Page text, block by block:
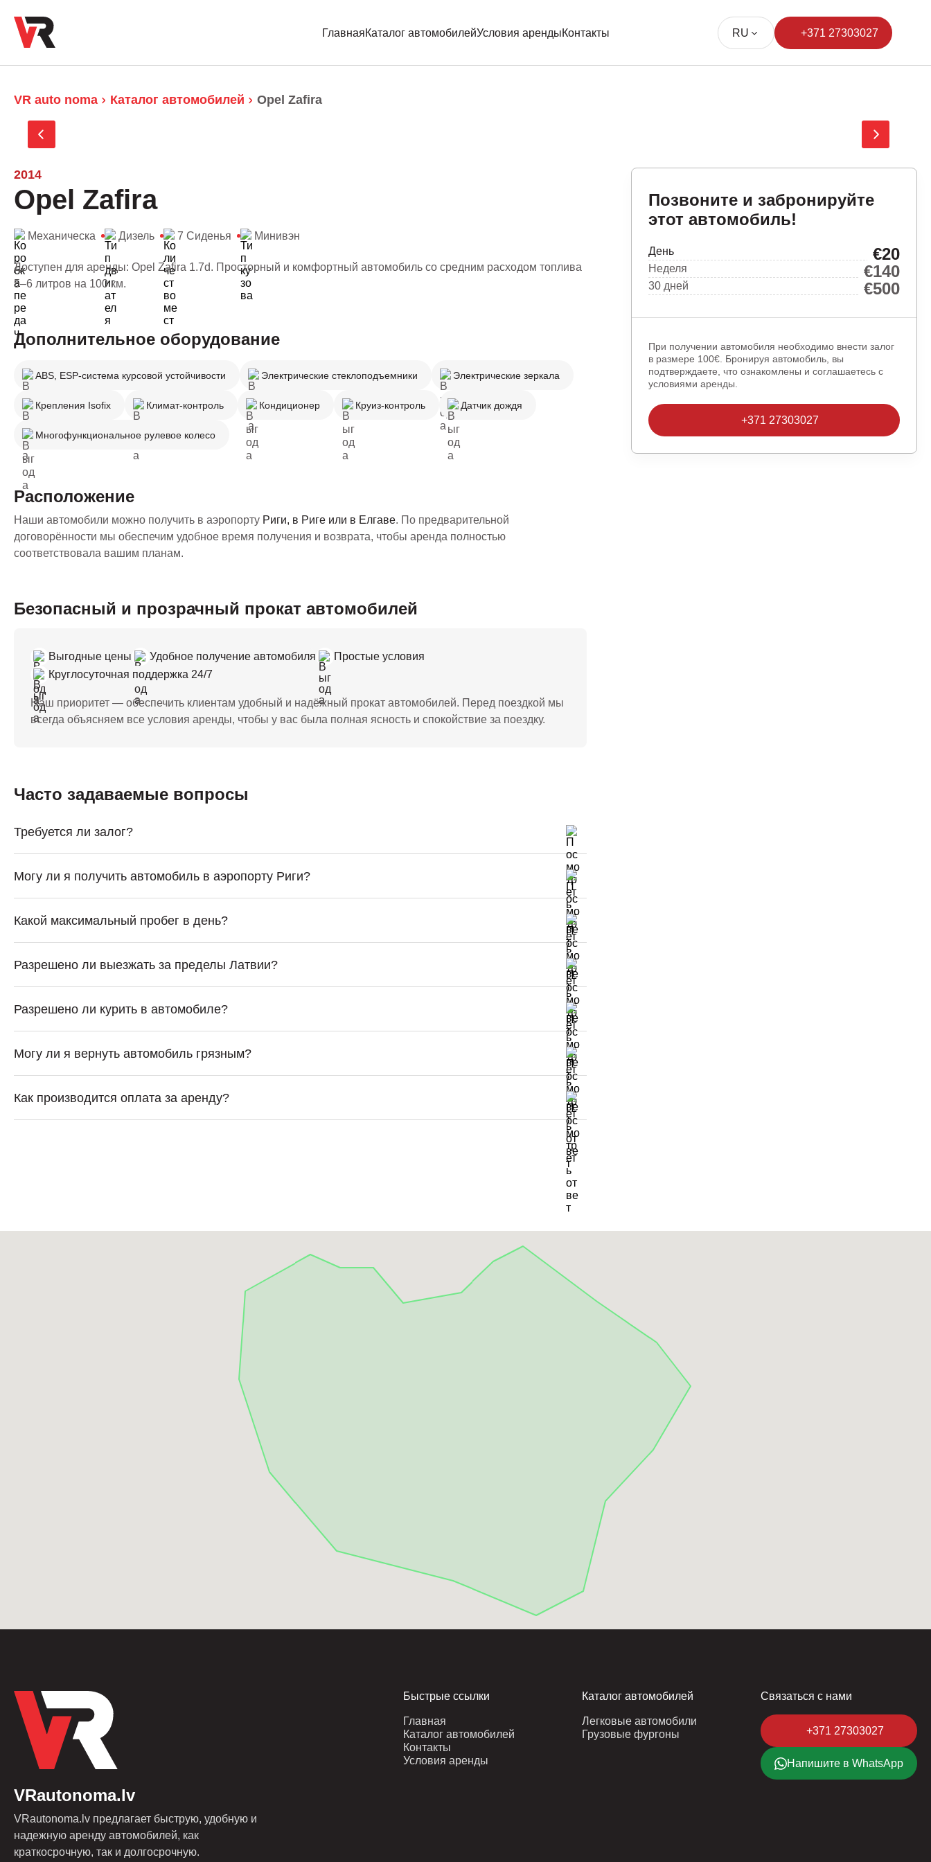
ГлавнаяКаталог автомобилейУсловия арендыКонтакты RU +371 27303027
VR auto noma Каталог автомобилей Opel Zafira
2014
Opel Zafira
Механическа Дизель 7 Сиденья Минивэн
Доступен для аренды: Opel Zafira 1.7d. Просторный и комфортный автомобиль со средним расходом топлива
5–6 литров на 100 км.
Дополнительное оборудование
ABS, ESP-система курсовой устойчивости Электрические стеклоподъемники Электрические зеркала
Крепления Isofix Климат-контроль Кондиционер Круиз-контроль Датчик дождя
Многофункциональное рулевое колесо
Расположение
Наши автомобили можно получить в аэропорту Риги, в Риге или в Елгаве. По предварительной
договорённости мы обеспечим удобное время получения и возврата, чтобы аренда полностью
соответствовала вашим планам.
Безопасный и прозрачный прокат автомобилей
Выгодные цены Удобное получение автомобиля
Простые условия
Круглосуточная поддержка 24/7
Наш приоритет — обеспечить клиентам удобный и надёжный прокат автомобилей. Перед поездкой мы
всегда объясняем все условия аренды, чтобы у вас была полная ясность и спокойствие за поездку.
Часто задаваемые вопросы
Требуется ли залог?
Могу ли я получить автомобиль в аэропорту Риги?
Какой максимальный пробег в день?
Разрешено ли выезжать за пределы Латвии?
Разрешено ли курить в автомобиле?
Могу ли я вернуть автомобиль грязным?
Как производится оплата за аренду?
Позвоните и забронируйте
этот автомобиль!
День €20
Неделя €140
30 дней €500
При получении автомобиля необходимо внести залог
в размере 100€. Бронируя автомобиль, вы
подтверждаете, что ознакомлены и соглашаетесь с
условиями аренды.
+371 27303027
VRautonoma.lv
VRautonoma.lv предлагает быструю, удобную и
надежную аренду автомобилей, как
краткосрочную, так и долгосрочную.
Быстрые ссылки
Главная
Каталог автомобилей
Контакты
Условия аренды
Каталог автомобилей
Легковые автомобили
Грузовые фургоны
Связаться с нами
+371 27303027
Напишите в WhatsApp